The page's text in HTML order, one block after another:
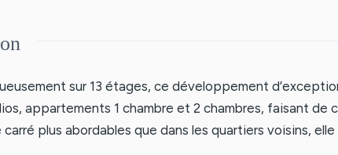
sur 13 étages, ce développement
appartements 1 chambre et 2 chambres, faisant
carré plus abordables que dans les quartiers voisins,